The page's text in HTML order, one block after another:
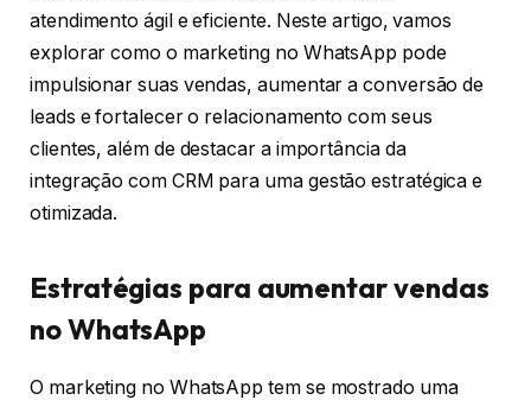
atendimento ágil e eficiente. Neste artigo, vamos
explorar como o marketing no WhatsApp pode
impulsionar suas vendas, aumentar a conversão de
leads e fortalecer o relacionamento com seus
clientes, além de destacar a importância da
integração com CRM para uma gestão estratégica e
otimizada.
Estratégias para aumentar vendas
no WhatsApp
O marketing no WhatsApp tem se mostrado uma